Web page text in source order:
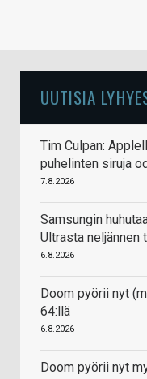
UUTISIA
Tim Culpan:
puhelinten siruja
7.8.2026
Samsungin
Ultrasta neljännen
6.8.2026
Doom pyörii nyt
64:llä
6.8.2026
Doom pyörii nyt